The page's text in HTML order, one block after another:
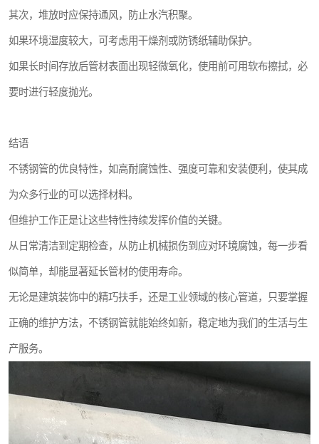
其次，堆放时应保持通风，防止水汽积聚。
如果环境湿度较大，可考虑用干燥剂或防锈纸辅助保护。
如果长时间存放后管材表面出现轻微氧化，使用前可用软布擦拭，必
要时进行轻度抛光。
结语
不锈钢管的优良特性，如高耐腐蚀性、强度可靠和安装便利，使其成
为众多行业的可以选择材料。
但维护工作正是让这些特性持续发挥价值的关键。
从日常清洁到定期检查，从防止机械损伤到应对环境腐蚀，每一步看
似简单，却能显著延长管材的使用寿命。
无论是建筑装饰中的精巧扶手，还是工业领域的核心管道，只要掌握
正确的维护方法，不锈钢管就能始终如新，稳定地为我们的生活与生
产服务。